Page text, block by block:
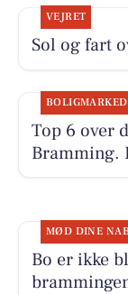
VEJRET
Sol og fart
BOLIGMARKED
Top 6 over
Bramming.
MØD DINE
Bo er ikke